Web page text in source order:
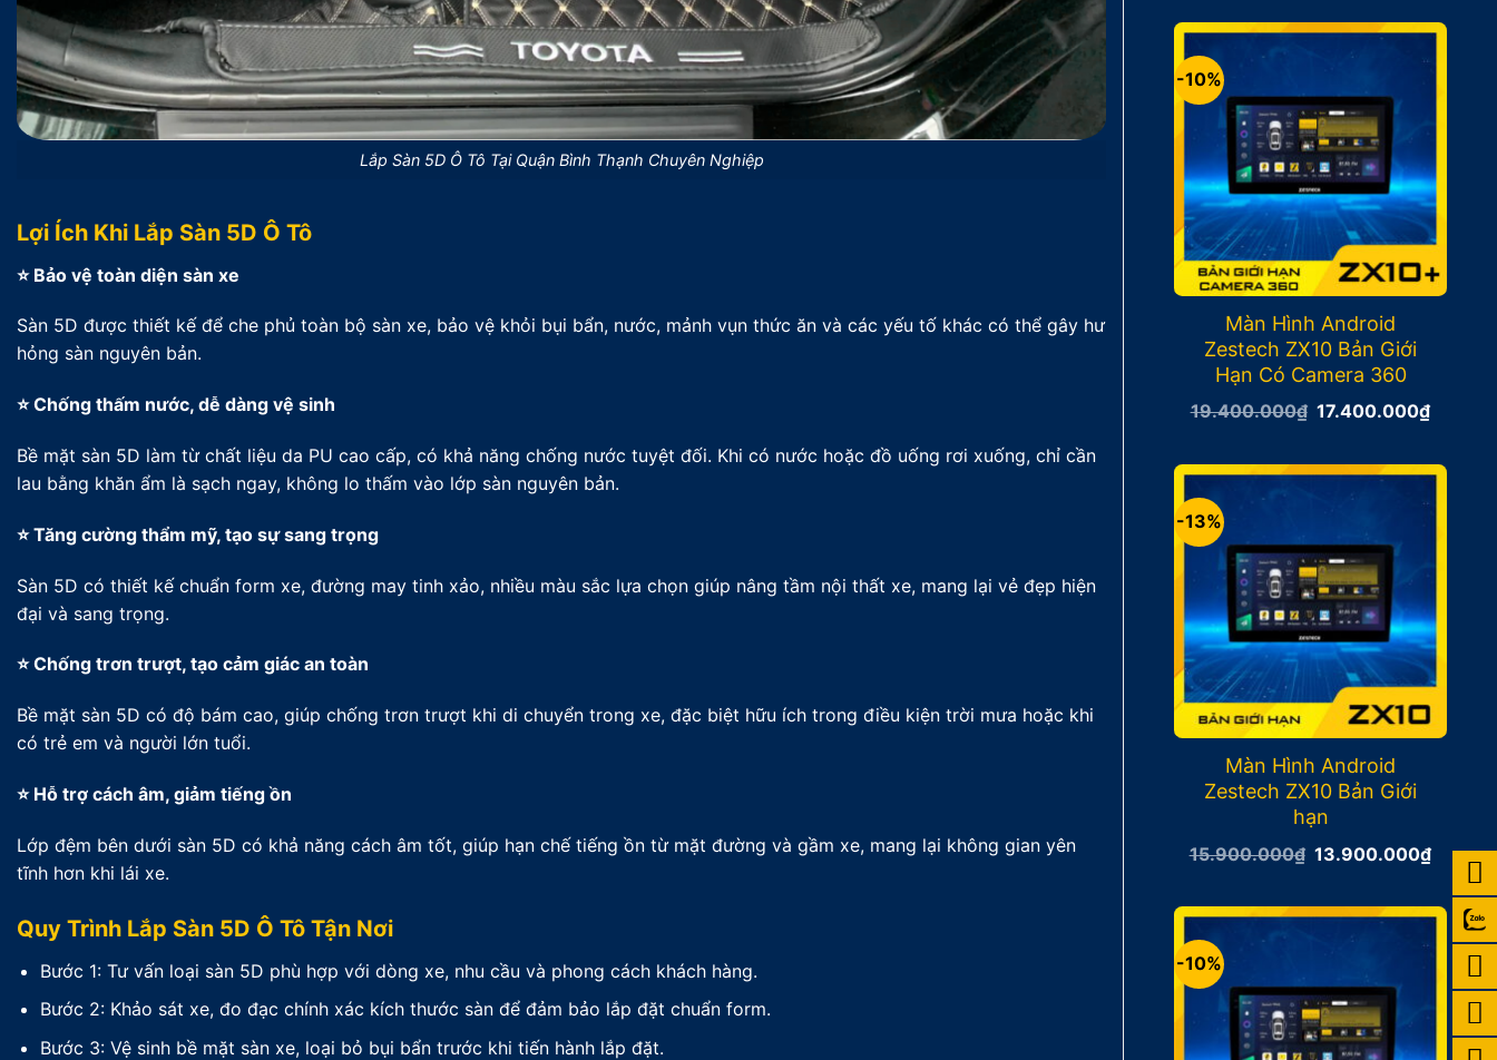
Lắp Sàn 5D Ô Tô Tại Quận Bình Thạnh Chuyên Nghiệp
Lợi Ích Khi Lắp Sàn 5D Ô Tô
⭐ Bảo vệ toàn diện sàn xe
Sàn 5D được thiết kế để che phủ toàn bộ sàn xe, bảo vệ khỏi bụi bẩn, nước, mảnh vụn thức ăn và các yếu tố khác có thể gây hư
hỏng sàn nguyên bản.
⭐ Chống thấm nước, dễ dàng vệ sinh
Bề mặt sàn 5D làm từ chất liệu da PU cao cấp, có khả năng chống nước tuyệt đối. Khi có nước hoặc đồ uống rơi xuống, chỉ cần
lau bằng khăn ẩm là sạch ngay, không lo thấm vào lớp sàn nguyên bản.
⭐ Tăng cường thẩm mỹ, tạo sự sang trọng
Sàn 5D có thiết kế chuẩn form xe, đường may tinh xảo, nhiều màu sắc lựa chọn giúp nâng tầm nội thất xe, mang lại vẻ đẹp hiện
đại và sang trọng.
⭐ Chống trơn trượt, tạo cảm giác an toàn
Bề mặt sàn 5D có độ bám cao, giúp chống trơn trượt khi di chuyển trong xe, đặc biệt hữu ích trong điều kiện trời mưa hoặc khi
có trẻ em và người lớn tuổi.
⭐ Hỗ trợ cách âm, giảm tiếng ồn
Lớp đệm bên dưới sàn 5D có khả năng cách âm tốt, giúp hạn chế tiếng ồn từ mặt đường và gầm xe, mang lại không gian yên
tĩnh hơn khi lái xe.
Quy Trình Lắp Sàn 5D Ô Tô Tận Nơi
Bước 1: Tư vấn loại sàn 5D phù hợp với dòng xe, nhu cầu và phong cách khách hàng.
Bước 2: Khảo sát xe, đo đạc chính xác kích thước sàn để đảm bảo lắp đặt chuẩn form.
Bước 3: Vệ sinh bề mặt sàn xe, loại bỏ bụi bẩn trước khi tiến hành lắp đặt.
12.500.000₫.là:
-10%
Màn Hình Android
Zestech ZX10 Bản Giới
Hạn Có Camera 360
19.400.000₫ Giá
19.400.000₫.
17.400.000₫Giá
là:
-13%
Màn Hình Android
Zestech ZX10 Bản Giới
hạn
15.900.000₫ Giá
15.900.000₫.
13.900.000₫Giá
là:
-10%